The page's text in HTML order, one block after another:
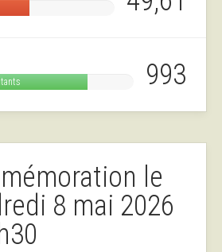
993
le
8 mai 2026